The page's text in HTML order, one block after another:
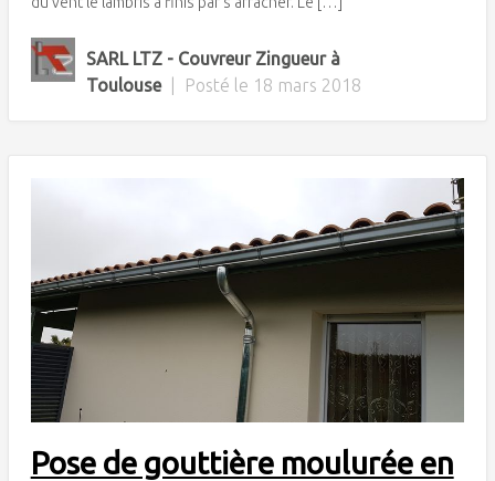
SARL LTZ - Couvreur Zingueur à
Toulouse
Posté le 18 mars 2018
Pose de gouttière moulurée en